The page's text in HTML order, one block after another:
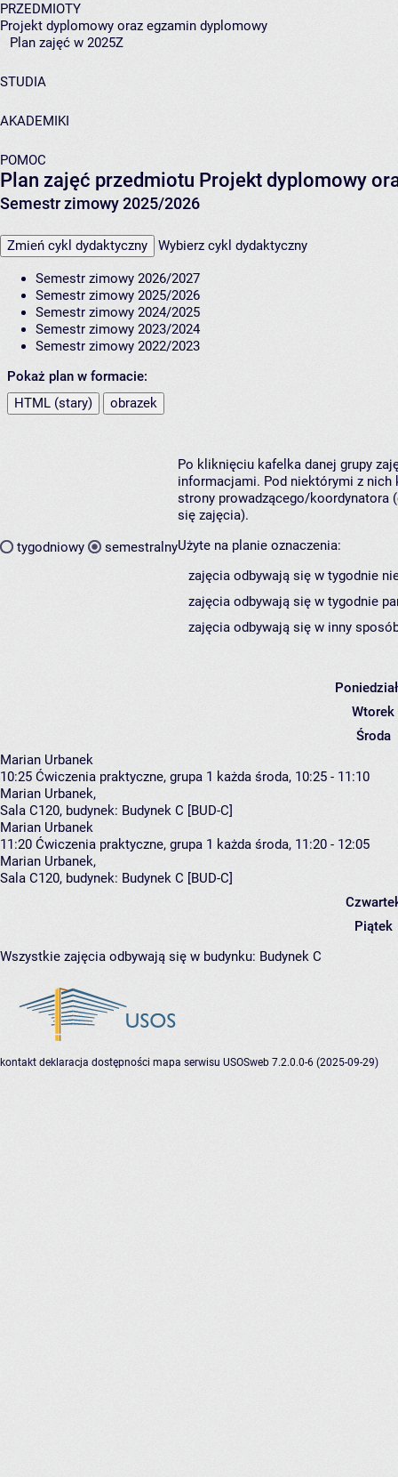
PRZEDMIOTY
Projekt dyplomowy oraz egzamin dyplomowy
Plan zajęć w 2025Z
STUDIA
AKADEMIKI
POMOC
Plan zajęć przedmiotu Projekt dyplomowy
Semestr zimowy 2025/2026
Zmień cykl dydaktyczny Wybierz cykl dydaktyczny
Semestr zimowy 2026/2027
Semestr zimowy 2025/2026
Semestr zimowy 2024/2025
Semestr zimowy 2023/2024
Semestr zimowy 2022/2023
Pokaż plan w formacie:
HTML (stary)
obrazek
tygodniowy semestralny
Po kliknięciu kafelka danej grupy
informacjami. Pod niektórymi z nich
strony prowadzącego/koordynatora
się zajęcia).
Użyte na planie oznaczenia:
zajęcia odbywają się w tygodnie
zajęcia odbywają się w tygodnie
zajęcia odbywają się w inny
Wtorek
Środa
Marian Urbanek
10:25 Ćwiczenia praktyczne, grupa 1 każda środa, 10:25 - 11:10
Marian Urbanek,
Sala C120, budynek: Budynek C [BUD-C]
Marian Urbanek
11:20 Ćwiczenia praktyczne, grupa 1 każda środa, 11:20 - 12:05
Marian Urbanek,
Sala C120, budynek: Budynek C [BUD-C]
Piątek
Wszystkie zajęcia odbywają się w budynku: Budynek C
kontakt deklaracja dostępności mapa serwisu USOSweb 7.2.0.0-6 (2025-09-29)